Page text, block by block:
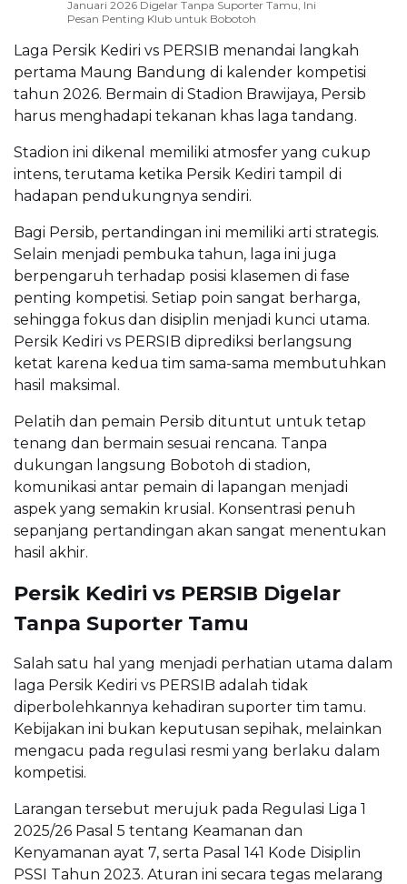
Januari 2026 Digelar Tanpa Suporter Tamu, Ini
Pesan Penting Klub untuk Bobotoh
Laga Persik Kediri vs PERSIB menandai langkah
pertama Maung Bandung di kalender kompetisi
tahun 2026. Bermain di Stadion Brawijaya, Persib
harus menghadapi tekanan khas laga tandang.
Stadion ini dikenal memiliki atmosfer yang cukup
intens, terutama ketika Persik Kediri tampil di
hadapan pendukungnya sendiri.
Bagi Persib, pertandingan ini memiliki arti strategis.
Selain menjadi pembuka tahun, laga ini juga
berpengaruh terhadap posisi klasemen di fase
penting kompetisi. Setiap poin sangat berharga,
sehingga fokus dan disiplin menjadi kunci utama.
Persik Kediri vs PERSIB diprediksi berlangsung
ketat karena kedua tim sama-sama membutuhkan
hasil maksimal.
Pelatih dan pemain Persib dituntut untuk tetap
tenang dan bermain sesuai rencana. Tanpa
dukungan langsung Bobotoh di stadion,
komunikasi antar pemain di lapangan menjadi
aspek yang semakin krusial. Konsentrasi penuh
sepanjang pertandingan akan sangat menentukan
hasil akhir.
Persik Kediri vs PERSIB Digelar
Tanpa Suporter Tamu
Salah satu hal yang menjadi perhatian utama dalam
laga Persik Kediri vs PERSIB adalah tidak
diperbolehkannya kehadiran suporter tim tamu.
Kebijakan ini bukan keputusan sepihak, melainkan
mengacu pada regulasi resmi yang berlaku dalam
kompetisi.
Larangan tersebut merujuk pada Regulasi Liga 1
2025/26 Pasal 5 tentang Keamanan dan
Kenyamanan ayat 7, serta Pasal 141 Kode Disiplin
PSSI Tahun 2023. Aturan ini secara tegas melarang